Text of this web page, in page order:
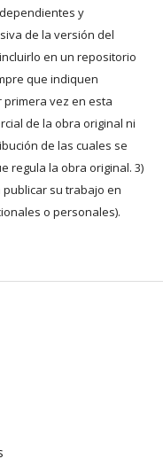
y
de la versión del
en un repositorio
que indiquen
vez en esta
de la obra original ni
de las cuales se
regula la obra original. 3)
su trabajo en
o personales).